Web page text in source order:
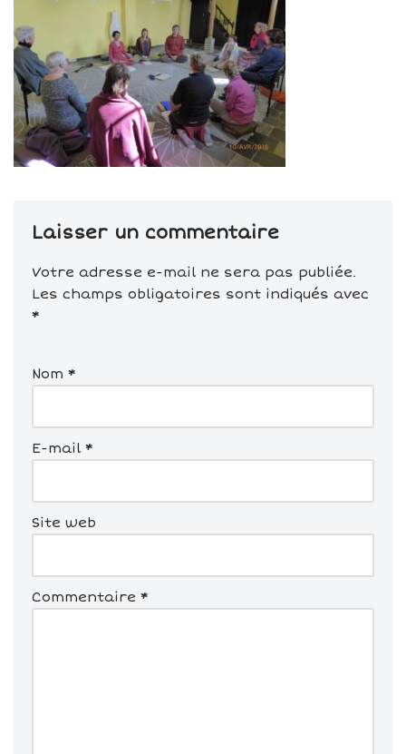
Laisser un commentaire
Votre adresse e-mail ne sera pas publiée.
Les champs obligatoires sont indiqués avec
*
Nom *
E-mail *
Site web
Commentaire *